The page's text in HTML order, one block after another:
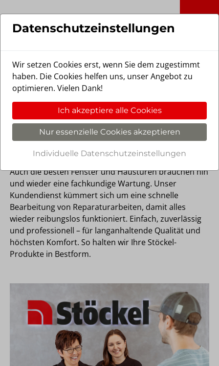
Stöckel Fensterbau GmbH in Vechtel
Serviceanfrage, Reparatur
und Wartung: Weil uns Ihre
Zufriedenheit am Herzen
liegt.
Auch die besten Fenster und Haustüren brauchen hin
und wieder eine fachkundige Wartung. Unser
Kundendienst kümmert sich um eine schnelle
Bearbeitung von Reparaturarbeiten, damit alles
wieder reibungslos funktioniert. Einfach, zuverlässig
und professionell – für langanhaltende Qualität und
höchsten Komfort. So halten wir Ihre Stöckel-
Produkte in Bestform.
Datenschutzeinstellungen
Wir setzen Cookies erst, wenn Sie dem zugestimmt
haben. Die Cookies helfen uns, unser Angebot zu
optimieren. Vielen Dank!
Ich akzeptiere alle Cookies
Nur essenzielle Cookies akzeptieren
Individuelle Datenschutzeinstellungen